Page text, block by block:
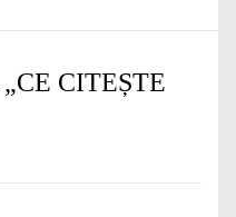
CE CITEȘTE